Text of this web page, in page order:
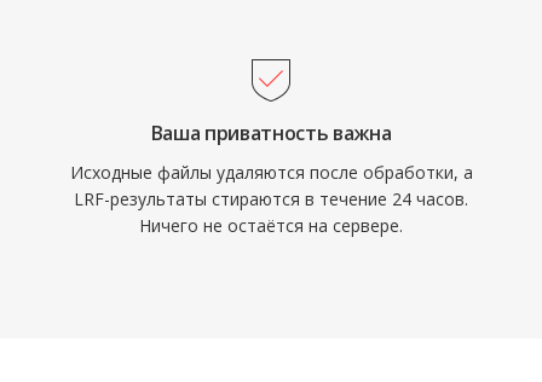
Ваша приватность важна
Исходные файлы удаляются после обработки, а
LRF-результаты стираются в течение 24 часов.
Ничего не остаётся на сервере.